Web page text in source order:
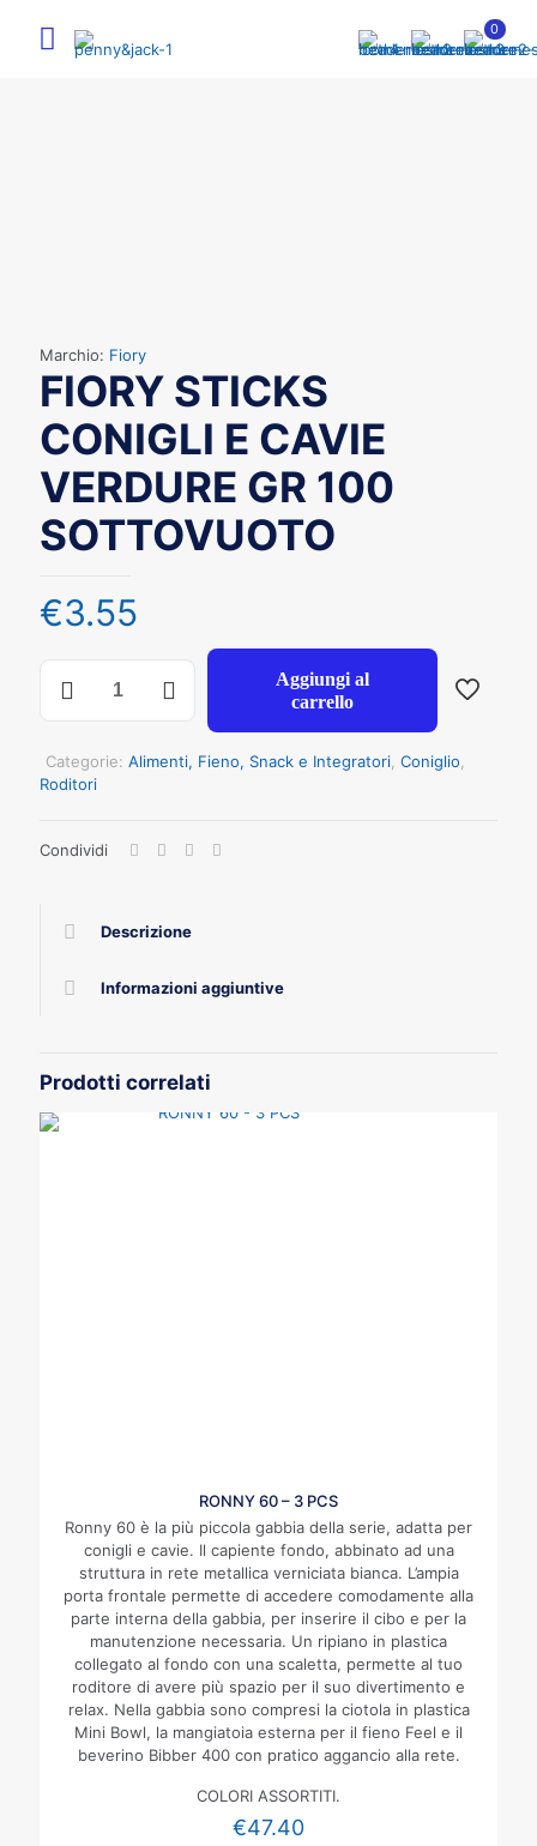
0
Marchio: Fiory
FIORY STICKS
CONIGLI E CAVIE
VERDURE GR 100
SOTTOVUOTO
€3.55
CAVIE
VERDURE
SOTTOVUOTO
Aggiungi al
carrello
Categorie: Alimenti, Fieno, Snack e Integratori Coniglio
Roditori
Condividi
Descrizione
Informazioni aggiuntive
Prodotti correlati
RONNY 60 – 3 PCS
Ronny 60 è la più piccola gabbia della serie, adatta per
conigli e cavie. Il capiente fondo, abbinato ad una
struttura in rete metallica verniciata bianca. L’ampia
porta frontale permette di accedere comodamente alla
parte interna della gabbia, per inserire il cibo e per la
manutenzione necessaria. Un ripiano in plastica
collegato al fondo con una scaletta, permette al tuo
roditore di avere più spazio per il suo divertimento e
relax. Nella gabbia sono compresi la ciotola in plastica
Mini Bowl, la mangiatoia esterna per il fieno Feel e il
beverino Bibber 400 con pratico aggancio alla rete.
COLORI ASSORTITI.
€47.40